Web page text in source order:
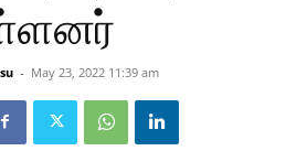
- May 23, 2022 11:39 am